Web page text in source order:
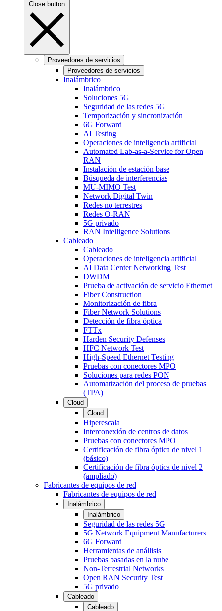
Close button
Proveedores de servicios
Proveedores de servicios
Inalámbrico
Inalámbrico
Soluciones 5G
Seguridad de las redes 5G
Temporización y sincronización
6G Forward
AI Testing
Operaciones de inteligencia artificial
Automated Lab-as-a-Service for Open
RAN
Instalación de estación base
Búsqueda de interferencias
MU-MIMO Test
Network Digital Twin
Redes no terrestres
Redes O-RAN
5G privado
RAN Intelligence Solutions
Cableado
Cableado
Operaciones de inteligencia artificial
AI Data Center Networking Test
DWDM
Prueba de activación de servicio Ethernet
Fiber Construction
Monitorización de fibra
Fiber Network Solutions
Detección de fibra óptica
FTTx
Harden Security Defenses
HFC Network Test
High-Speed Ethernet Testing
Pruebas con conectores MPO
Soluciones para redes PON
Automatización del proceso de pruebas
(TPA)
Cloud
Cloud
Hiperescala
Interconexión de centros de datos
Pruebas con conectores MPO
Certificación de fibra óptica de nivel 1
(básico)
Certificación de fibra óptica de nivel 2
(ampliado)
Fabricantes de equipos de red
Fabricantes de equipos de red
Inalámbrico
Inalámbrico
Seguridad de las redes 5G
5G Network Equipment Manufacturers
6G Forward
Herramientas de anállisis
Pruebas basadas en la nube
Non-Terrestrial Networks
Open RAN Security Test
5G privado
Cableado
Cableado